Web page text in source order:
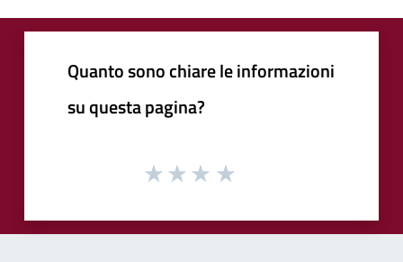
Quanto sono chiare le informazioni
su questa pagina?